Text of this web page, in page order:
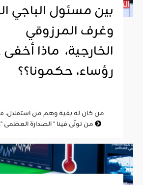
بين مسئول الباجي
وغرف المرزوقي
الخارجية، ماذا
رؤساء، حكمونا؟؟
من تولّى فينا " الصدارة العظمى